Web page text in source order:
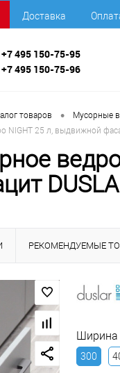
Доставка
+7 495 150-75-95
+7 495 150-75-96
товаров • Мусорные
NIGHT 25 л, выдвижной
РЕКОМЕНДУЕМЫЕ
Ширина
300